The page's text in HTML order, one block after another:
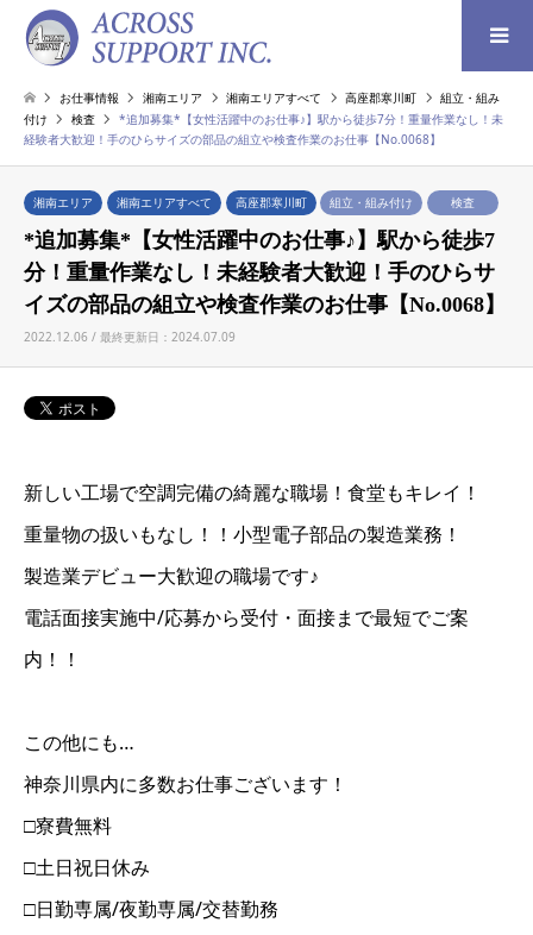
検索
お仕事情報 湘南エリア 湘南エリアすべて 高座郡寒川町
組立・組み
付け
検査
*追加募集*【女性活躍中のお仕事♪】駅から徒歩7分！重量作業なし！未
経験者大歓迎！手のひらサイズの部品の組立や検査作業のお仕事【No.0068】
湘南エリア 湘南エリアすべて 高座郡寒川町 組立・組み付け 検査
*追加募集*【女性活躍中のお仕事♪】駅から徒歩7
分！重量作業なし！未経験者大歓迎！手のひらサ
イズの部品の組立や検査作業のお仕事【No.0068】
2022.12.06 / 最終更新日：2024.07.09
新しい工場で空調完備の綺麗な職場！食堂もキレイ！
重量物の扱いもなし！！小型電子部品の製造業務！
製造業デビュー大歓迎の職場です♪
電話面接実施中/応募から受付・面接まで最短でご案
内！！
この他にも…
神奈川県内に多数お仕事ございます！
□寮費無料
□土日祝日休み
□日勤専属/夜勤専属/交替勤務